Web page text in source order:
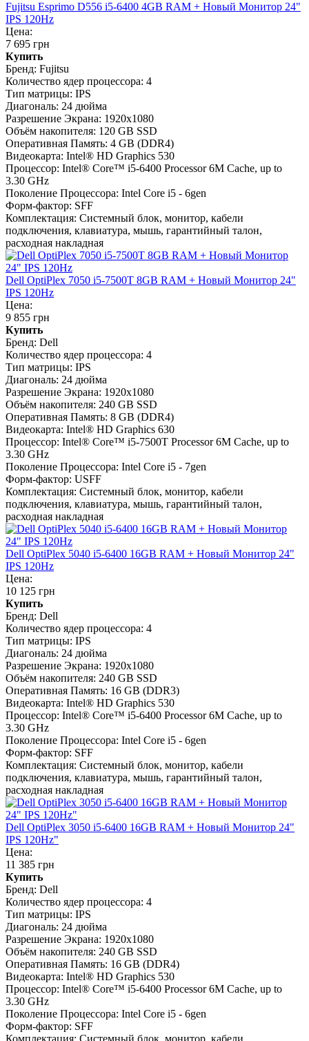
Fujitsu Esprimo D556 i5-6400 4GB RAM + Новый Монитор 24"
IPS 120Hz
Цена:
7 695 грн
Купить
Бренд: Fujitsu
Количество ядер процессора: 4
Тип матрицы: IPS
Диагональ: 24 дюйма
Разрешение Экрана: 1920x1080
Объём накопителя: 120 GB SSD
Оперативная Память: 4 GB (DDR4)
Видеокарта: Intel® HD Graphics 530
Процессор: Intel® Core™ i5-6400 Processor 6M Cache, up to
3.30 GHz
Поколение Процессора: Intel Core i5 - 6gen
Форм-фактор: SFF
Комплектация: Системный блок, монитор, кабели
подключения, клавиатура, мышь, гарантийный талон,
расходная накладная
Dell OptiPlex 7050 i5-7500T 8GB RAM + Новый Монитор 24"
IPS 120Hz
Цена:
9 855 грн
Купить
Бренд: Dell
Количество ядер процессора: 4
Тип матрицы: IPS
Диагональ: 24 дюйма
Разрешение Экрана: 1920x1080
Объём накопителя: 240 GB SSD
Оперативная Память: 8 GB (DDR4)
Видеокарта: Intel® HD Graphics 630
Процессор: Intel® Core™ i5-7500T Processor 6M Cache, up to
3.30 GHz
Поколение Процессора: Intel Core i5 - 7gen
Форм-фактор: USFF
Комплектация: Системный блок, монитор, кабели
подключения, клавиатура, мышь, гарантийный талон,
расходная накладная
Dell OptiPlex 5040 i5-6400 16GB RAM + Новый Монитор 24"
IPS 120Hz
Цена:
10 125 грн
Купить
Бренд: Dell
Количество ядер процессора: 4
Тип матрицы: IPS
Диагональ: 24 дюйма
Разрешение Экрана: 1920x1080
Объём накопителя: 240 GB SSD
Оперативная Память: 16 GB (DDR3)
Видеокарта: Intel® HD Graphics 530
Процессор: Intel® Core™ i5-6400 Processor 6M Cache, up to
3.30 GHz
Поколение Процессора: Intel Core i5 - 6gen
Форм-фактор: SFF
Комплектация: Системный блок, монитор, кабели
подключения, клавиатура, мышь, гарантийный талон,
расходная накладная
Dell OptiPlex 3050 i5-6400 16GB RAM + Новый Монитор 24"
IPS 120Hz"
Цена:
11 385 грн
Купить
Бренд: Dell
Количество ядер процессора: 4
Тип матрицы: IPS
Диагональ: 24 дюйма
Разрешение Экрана: 1920x1080
Объём накопителя: 240 GB SSD
Оперативная Память: 16 GB (DDR4)
Видеокарта: Intel® HD Graphics 530
Процессор: Intel® Core™ i5-6400 Processor 6M Cache, up to
3.30 GHz
Поколение Процессора: Intel Core i5 - 6gen
Форм-фактор: SFF